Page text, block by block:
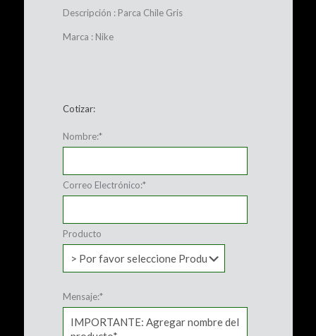
Descripción : Parca Chile Gris
Marca : Nike
Cotizar:
Nombre:*
Correo Electrónico:*
Producto
Mensaje:*